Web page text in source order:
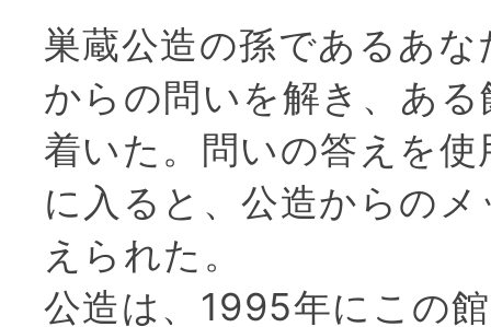
巣蔵公造の孫であるあ
からの問いを解き、あ
着いた。問いの答えを
に入ると、公造からの
えられた。
公造は、1995年にこの